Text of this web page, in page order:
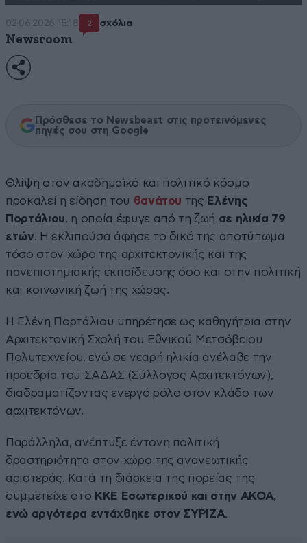
02·06·2026 15:18 2 σχόλια
Newsroom
Πρόσθεσε το Newsbeast στις προτεινόμενες
πηγές σου στη Google
Θλίψη στον ακαδημαϊκό και πολιτικό κόσμο
προκαλεί η είδηση του θανάτου της Ελένης
Πορτάλιου, η οποία έφυγε από τη ζωή σε ηλικία 79
ετών. Η εκλιπούσα άφησε το δικό της αποτύπωμα
τόσο στον χώρο της αρχιτεκτονικής και της
πανεπιστημιακής εκπαίδευσης όσο και στην πολιτική
και κοινωνική ζωή της χώρας.
Η Ελένη Πορτάλιου υπηρέτησε ως καθηγήτρια στην
Αρχιτεκτονική Σχολή του Εθνικού Μετσόβειου
Πολυτεχνείου, ενώ σε νεαρή ηλικία ανέλαβε την
προεδρία του ΣΑΔΑΣ (Σύλλογος Αρχιτεκτόνων),
διαδραματίζοντας ενεργό ρόλο στον κλάδο των
αρχιτεκτόνων.
Παράλληλα, ανέπτυξε έντονη πολιτική
δραστηριότητα στον χώρο της ανανεωτικής
αριστεράς. Κατά τη διάρκεια της πορείας της
συμμετείχε στο ΚΚΕ Εσωτερικού και στην ΑΚΟΑ,
ενώ αργότερα εντάχθηκε στον ΣΥΡΙΖΑ.